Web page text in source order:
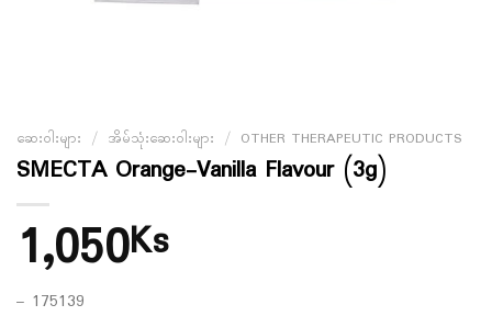
ဆေးဝါးများ / အိမ်သုံးဆေးဝါးများ / OTHER THERAPEUTIC PRODUCTS
SMECTA Orange-Vanilla Flavour (3g)
1,050Ks
– 175139